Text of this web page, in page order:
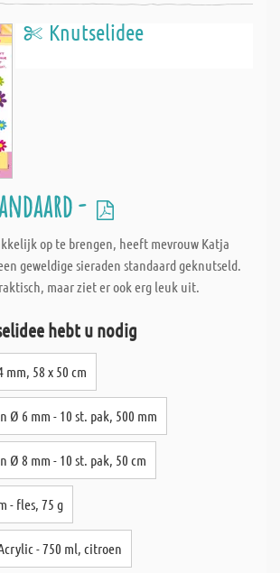
Knutselidee
-
op te brengen, heeft mevrouw Katja
geweldige sieraden standaard geknutseld.
maar ziet er ook erg leuk uit.
hebt u nodig
mm, 58 x 50 cm
Ø 6 mm - 10 st. pak, 500 mm
Ø 8 mm - 10 st. pak, 50 cm
- fles, 75 g
- 750 ml, citroen